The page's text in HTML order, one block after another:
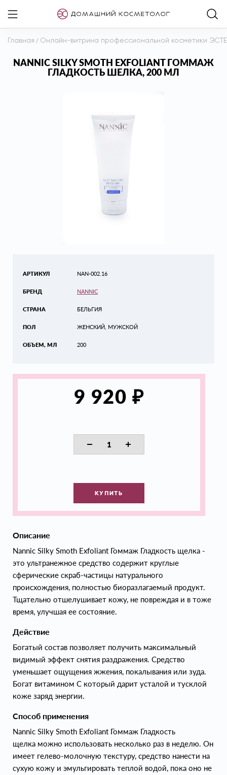
Главная / Онлайн-витрина профессиональной косметики
NANNIC SILKY SMOTH EXFOLIANT ГОММАЖ
ГЛАДКОСТЬ ШЕЛКА, 200 МЛ
АРТИКУЛ
БРЕНД
СТРАНА
ПОЛ
ОБЪЕМ, МЛ
NAN-002.16
NANNIC
БЕЛЬГИЯ
ЖЕНСКИЙ, МУЖСКОЙ
200
9 920 ₽
КУПИТЬ
Описание
Nannic Silky Smoth Exfoliant Гоммаж Гладкость щелка -
это ультранежное средство содержит круглые
сферические скраб-частицы натурального
происхождения, полностью биоразлагаемый продукт.
Тщательно отшелушивает кожу, не повреждая и в тоже
время, улучшая ее состояние.
Действие
Богатый состав позволяет получить максимальный
видимый эффект снятия раздражения. Средство
уменьшает ощущения жжения, покалывания или зуда.
Богат витамином С который дарит усталой и тусклой
коже заряд энергии.
Способ применения
Nannic Silky Smoth Exfoliant Гоммаж Гладкость
щелка можно использовать несколько раз в неделю. Он
имеет гелево-молочную текстуру, средство нанести на
сухую кожу и эмульгировать теплой водой, пока оно не